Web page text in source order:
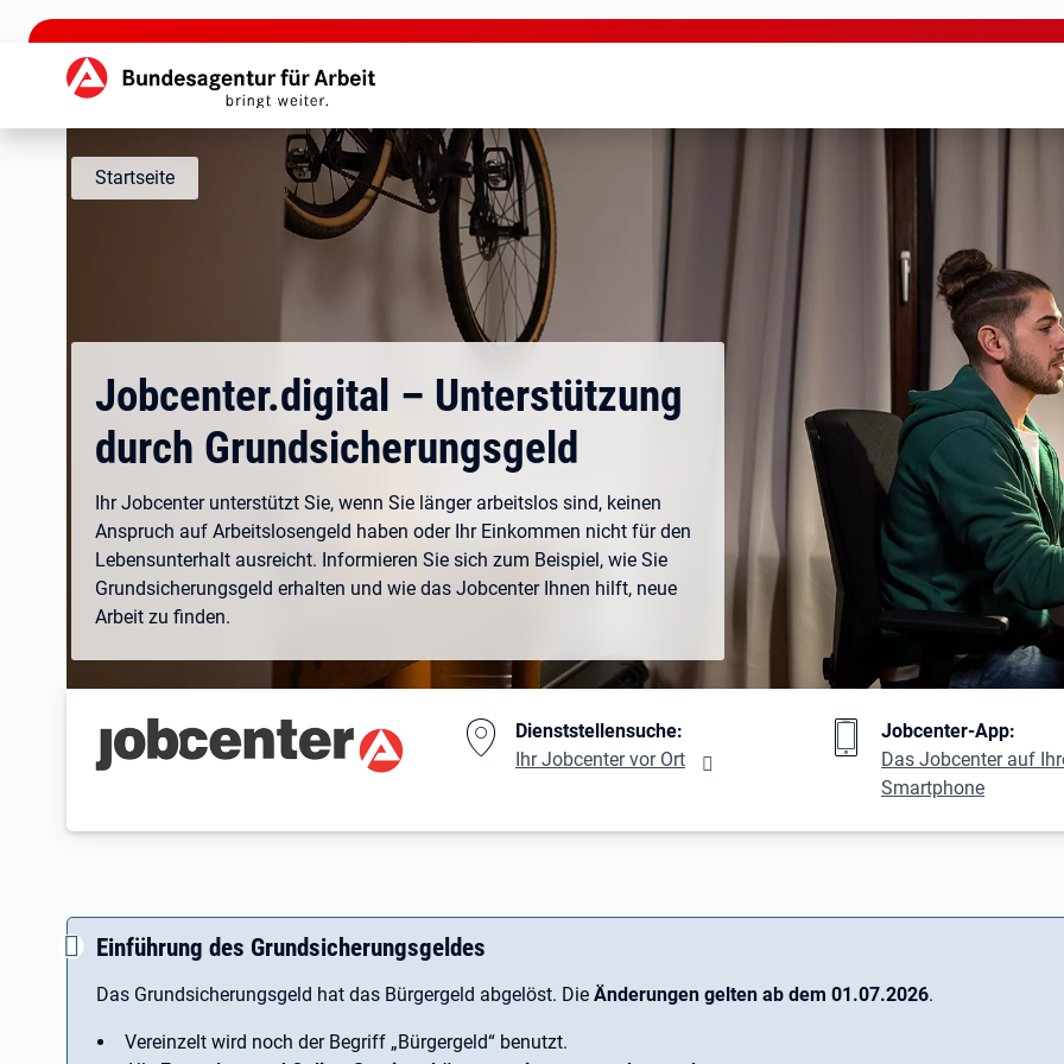
zu den Hauptinhalten springen
Hauptnavigation
Startseite
Jobcenter.digital – Unterstützung
durch Grundsicherungsgeld
Ihr Jobcenter unterstützt Sie, wenn Sie länger arbeitslos sind, keinen
Anspruch auf Arbeitslosengeld haben oder Ihr Einkommen nicht für den
Lebensunterhalt ausreicht. Informieren Sie sich zum Beispiel, wie Sie
Grundsicherungsgeld erhalten und wie das Jobcenter Ihnen hilft, neue
Arbeit zu finden.
Branding-Bereich BeschreibungDienststellensuche:
Ihr Jobcenter vor Ort
Jobcenter-App:
Das Jobcenter auf
Smartphone
Einführung des Grundsicherungsgeldes
Das Grundsicherungsgeld hat das Bürgergeld abgelöst. Die Änderungen gelten ab dem 01.07.2026.
Vereinzelt wird noch der Begriff ­„Bürgergeld“ benutzt.